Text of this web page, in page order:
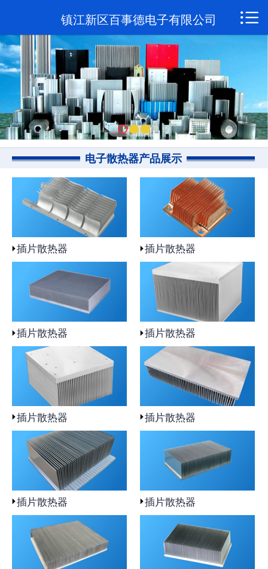
 网站首页
关于我们
新闻资讯
产品展示
联系我们
镇江新区百事德电子有限公司 
电子散热器产品展示
插片散热器 插片散热器
插片散热器 插片散热器
插片散热器 插片散热器
插片散热器 插片散热器